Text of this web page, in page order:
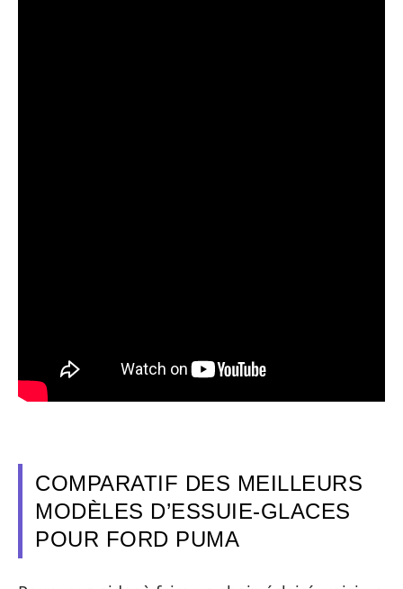
COMPARATIF DES MEILLEURS
MODÈLES D’ESSUIE-GLACES
POUR FORD PUMA